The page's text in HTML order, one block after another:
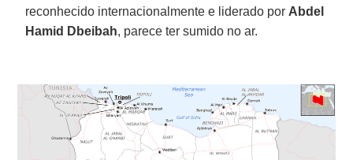
reconhecido internacionalmente e liderado por Abdel
Hamid Dbeibah, parece ter sumido no ar.